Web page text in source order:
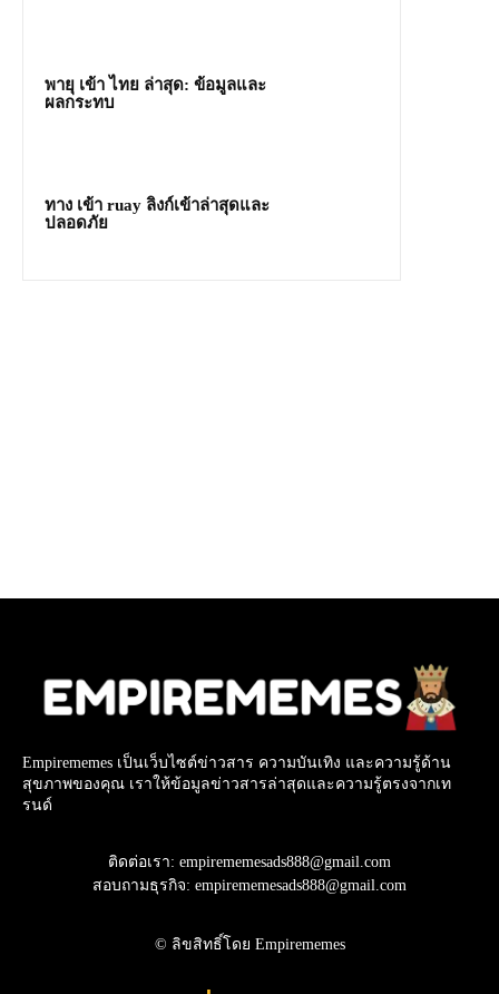
พายุ เข้า ไทย ล่าสุด: ข้อมูลและ
ผลกระทบ
ทาง เข้า ruay ลิงก์เข้าล่าสุดและ
ปลอดภัย
Empirememes เป็นเว็บไซต์ข่าวสาร ความบันเทิง และความรู้ด้าน
สุขภาพของคุณ เราให้ข้อมูลข่าวสารล่าสุดและความรู้ตรงจากเท
รนด์
ติดต่อเรา: empirememesads888@gmail.com
สอบถามธุรกิจ: empirememesads888@gmail.com
© ลิขสิทธิ์โดย Empirememes